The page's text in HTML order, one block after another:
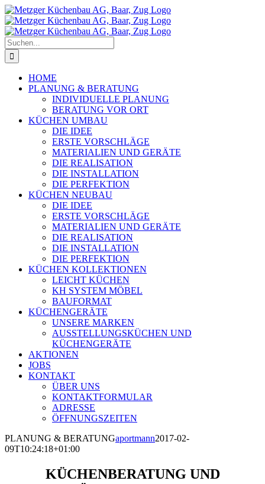
Zum
Inhalt
springen
Suche
nach:
HOME
PLANUNG & BERATUNG
INDIVIDUELLE PLANUNG
BERATUNG VOR ORT
KÜCHEN UMBAU
DIE IDEE
ERSTE VORSCHLÄGE
MATERIALIEN UND GERÄTE
DIE REALISATION
DIE INSTALLATION
DIE PERFEKTION
KÜCHEN NEUBAU
DIE IDEE
ERSTE VORSCHLÄGE
MATERIALIEN UND GERÄTE
DIE REALISATION
DIE INSTALLATION
DIE PERFEKTION
KÜCHEN KOLLEKTIONEN
LEICHT KÜCHEN
KH SYSTEM MÖBEL
BAUFORMAT
KÜCHENGERÄTE
UNSERE MARKEN
AUSSTELLUNGSKÜCHEN UND
KÜCHENGERÄTE
AKTIONEN
JOBS
KONTAKT
ÜBER UNS
KONTAKTFORMULAR
ADRESSE
ÖFFNUNGSZEITEN
PLANUNG & BERATUNGaportmann2017-02-
09T10:24:18+01:00
KÜCHENBERATUNG UND